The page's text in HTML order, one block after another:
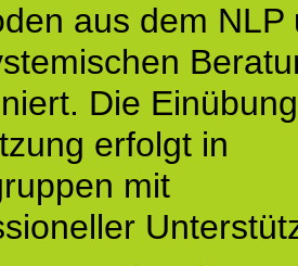
aus dem NLP
Die
erfolgt in
mit